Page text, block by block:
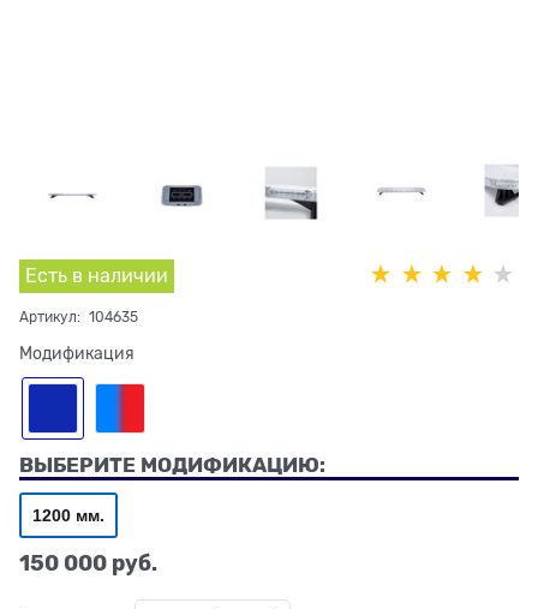
Есть в наличии
Артикул: 104635
Модификация
ВЫБЕРИТЕ МОДИФИКАЦИЮ:
1200 мм.
150 000 руб.